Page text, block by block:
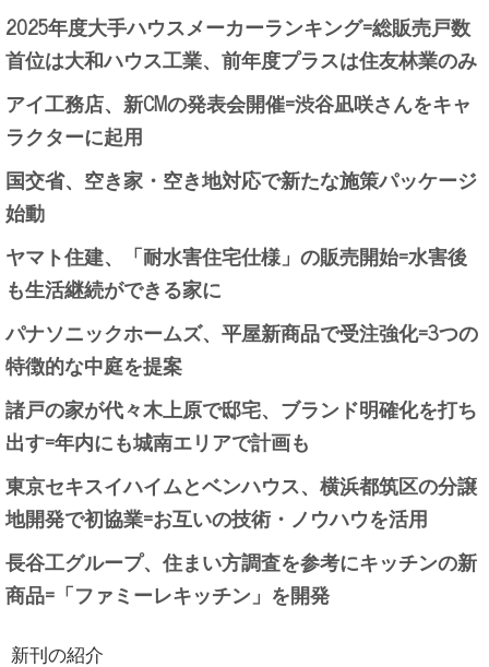
2025年度大手ハウスメーカーランキング=総販売戸数
首位は大和ハウス工業、前年度プラスは住友林業のみ
アイ工務店、新CMの発表会開催=渋谷凪咲さんをキャ
ラクターに起用
国交省、空き家・空き地対応で新たな施策パッケージ
始動
ヤマト住建、「耐水害住宅仕様」の販売開始=水害後
も生活継続ができる家に
パナソニックホームズ、平屋新商品で受注強化=3つの
特徴的な中庭を提案
諸戸の家が代々木上原で邸宅、ブランド明確化を打ち
出す=年内にも城南エリアで計画も
東京セキスイハイムとベンハウス、横浜都筑区の分譲
地開発で初協業=お互いの技術・ノウハウを活用
長谷工グループ、住まい方調査を参考にキッチンの新
商品=「ファミーレキッチン」を開発
新刊の紹介